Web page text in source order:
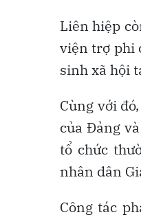
Liên hiệp
viện trợ phi
sinh xã hội
Cùng với
của Đảng
tổ chức
nhân dân
Công tác